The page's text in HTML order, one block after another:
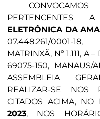
CONVOCAMOS
PERTENCENTES
ELETRÔNICA DA
07.448.261/0001-
MATRINXÃ, Nº 1.111, A
69075-150, MANAUS/
ASSEMBLEIA
REALIZAR-SE NOS
CITADOS ACIMA,
2023, NOS